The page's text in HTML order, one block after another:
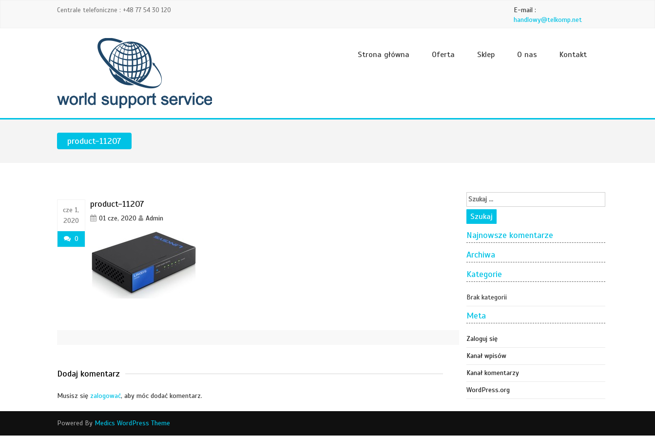
Centrale telefoniczne : +48 77 54 30 120
E-mail :
handlowy@telkomp.net
Strona główna Oferta Sklep O nas Kontakt
product-11207
cze 1,
2020
0
product-11207
01 cze, 2020 Admin
Dodaj komentarz
Musisz się zalogować, aby móc dodać komentarz.
Najnowsze komentarze
Archiwa
Kategorie
Brak kategorii
Meta
Zaloguj się
Kanał wpisów
Kanał komentarzy
WordPress.org
Powered By Medics WordPress Theme